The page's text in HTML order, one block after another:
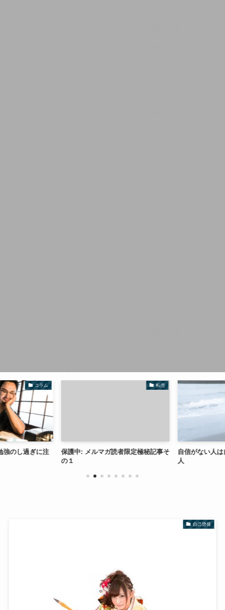
コラム
のし過ぎに注
転売
保護中: メルマガ読者限定極秘記事そ
の１
自信がない人は
人
自己啓発